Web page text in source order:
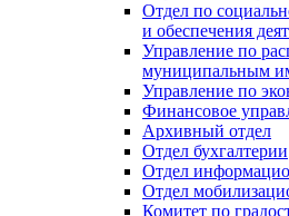
Отдел по
и обеспечения
Управление по
муниципальным
Управление по
Финансовое
Архивный отдел
Отдел бухгалтерии
Отдел
Отдел
Комитет по